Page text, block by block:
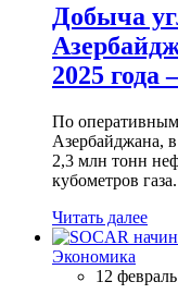
Добыча
2025
По
Азербайджана,
2,3 млн тонн
кубометров газа.
Читать далее
Экономика
12